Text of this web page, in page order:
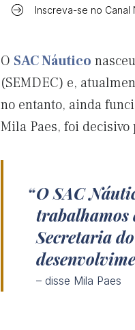
Inscreva-se no Canal
O SAC Náutico
(SEMDEC) e,
no entanto, ainda
Mila Paes, foi
O SAC
trabalhamos
Secretaria
– disse Mila Paes